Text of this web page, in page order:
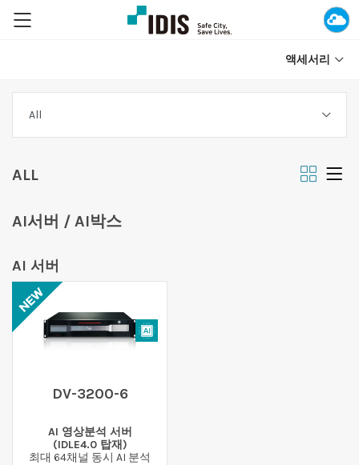
액세서리
ALL
AI서버 / AI박스
AI 서버
DV-3200-6
AI 영상분석 서버
(IDLE4.0 탑재)
최대 64채널 동시 AI 분석